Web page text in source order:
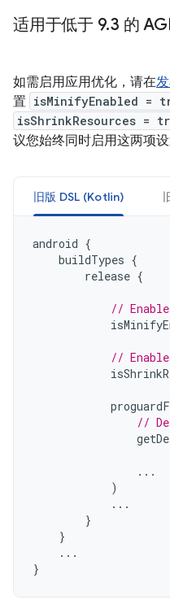
适用于低于 9.3 的
如需启用应用优化，请在
置 isMinifyEnabled =
isShrinkResources =
议您始终同时启用这两项设
旧版 DSL (Kotlin)
android {
buildTypes {
release {
//
//
//
...
)
...
}
}
...
}